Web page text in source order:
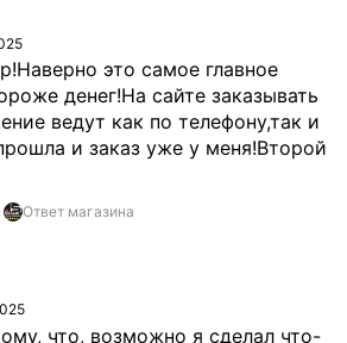
это самое главное
денег!На сайте заказывать
ведут как по телефону,так и
и заказ уже у меня!Второй
Ответ магазина
что, возможно я сделал что-